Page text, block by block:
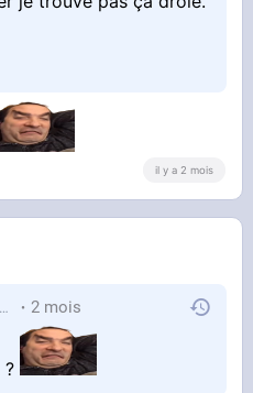
Spinal Tap)
il y a 2 mois
Gerardlevain 2 mois
?